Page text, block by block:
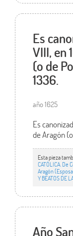
Es
VIII, en
(o de
1336.
año 1625
Es
de Aragón
Esta pieza
CATÓLICA. De
Aragón
Y BEATOS DE
Año